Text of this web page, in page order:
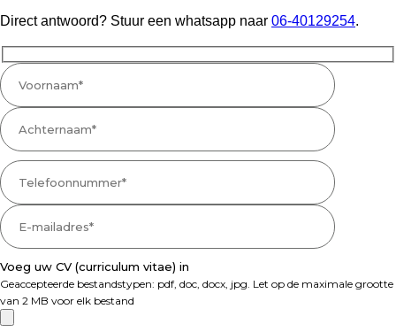
Direct antwoord? Stuur een whatsapp naar 06-40129254.
Voeg uw CV (curriculum vitae) in
Geaccepteerde bestandstypen: pdf, doc, docx, jpg. Let op de maximale grootte
van 2 MB voor elk bestand